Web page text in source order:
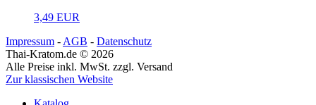
3,49 EUR
Impressum - AGB - Datenschutz
Thai-Kratom.de © 2026
Alle Preise inkl. MwSt. zzgl. Versand
Zur klassischen Website